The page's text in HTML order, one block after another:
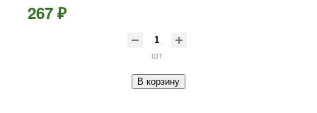
267 ₽
шт
В корзину